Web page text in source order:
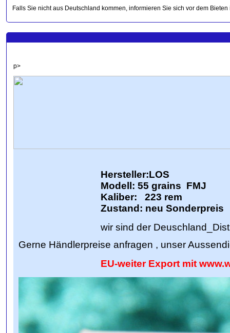
Falls Sie nicht aus Deutschland kommen, informieren Sie sich vor dem
p>
Hersteller:LOS
Modell: 55 grains FMJ
Kaliber: 223 rem
Zustand: neu Sonderpreis
wir sind der
Gerne Händlerpreise anfragen , unser
EU-weiter Export mit